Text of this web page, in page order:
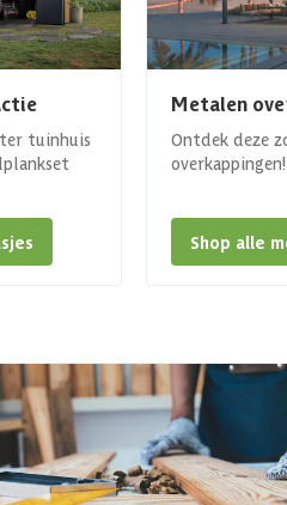
tuinhuis
Metalen
Ontdek deze
overkappingen!
Shop alle